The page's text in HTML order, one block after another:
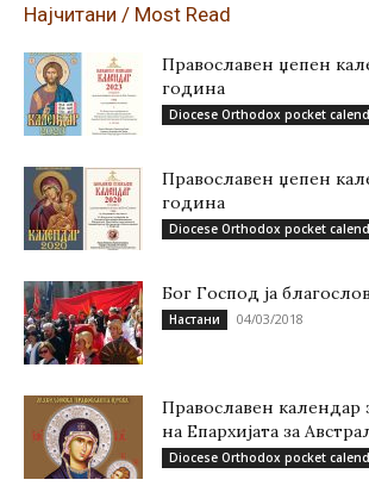
Најчитани / Most Read
Православен џепен
година
Diocese Orthodox pocket
Православен џепен
година
Diocese Orthodox pocket
Бог Господ ја
Настани 04/03/2018
Православен календар
на Епархијата за
Diocese Orthodox pocket